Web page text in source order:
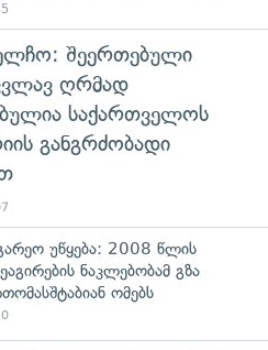
შეერთებული
ღრმად
საქართველოს
განგრძობადი
უწყება: 2008 წლის
ნაკლებობამ გზა
ომებს